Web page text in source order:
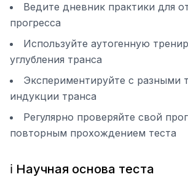
Ведите дневник практики для
прогресса
Используйте аутогенную
углубления транса
Экспериментируйте с разными
индукции транса
Регулярно проверяйте свой
повторным прохождением теста
ℹ️ Научная основа теста